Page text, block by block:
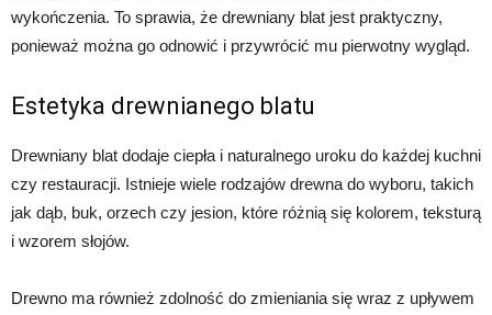
wykończenia. To sprawia, że drewniany blat jest praktyczny,
ponieważ można go odnowić i przywrócić mu pierwotny wygląd.
Estetyka drewnianego blatu
Drewniany blat dodaje ciepła i naturalnego uroku do każdej kuchni
czy restauracji. Istnieje wiele rodzajów drewna do wyboru, takich
jak dąb, buk, orzech czy jesion, które różnią się kolorem, teksturą
i wzorem słojów.
Drewno ma również zdolność do zmieniania się wraz z upływem